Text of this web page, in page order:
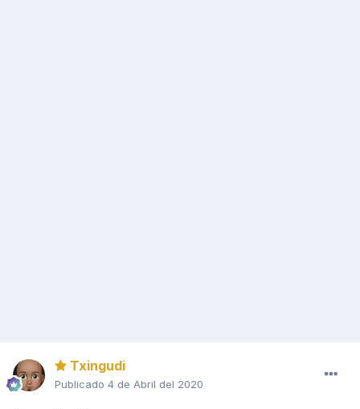
Txingudi
Publicado 4 de Abril del 2020